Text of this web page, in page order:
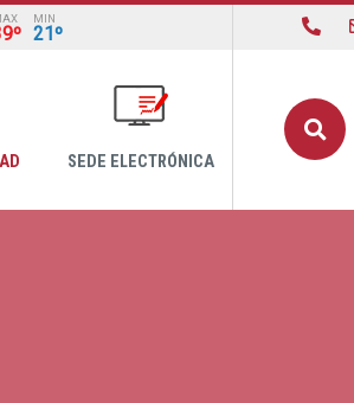
MIN
21º
SEDE ELECTRÓNICA